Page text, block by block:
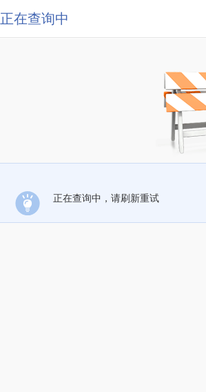
正在查询中
正在查询中，请刷新重试